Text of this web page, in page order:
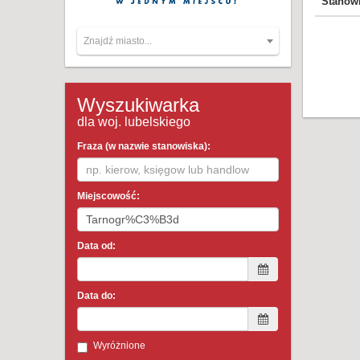
Znajdź miasto...
Wyszukiwarka
dla woj. lubelskiego
Fraza (w nazwie stanowiska):
Miejscowość:
Data od:
Data do:
Wyróżnione